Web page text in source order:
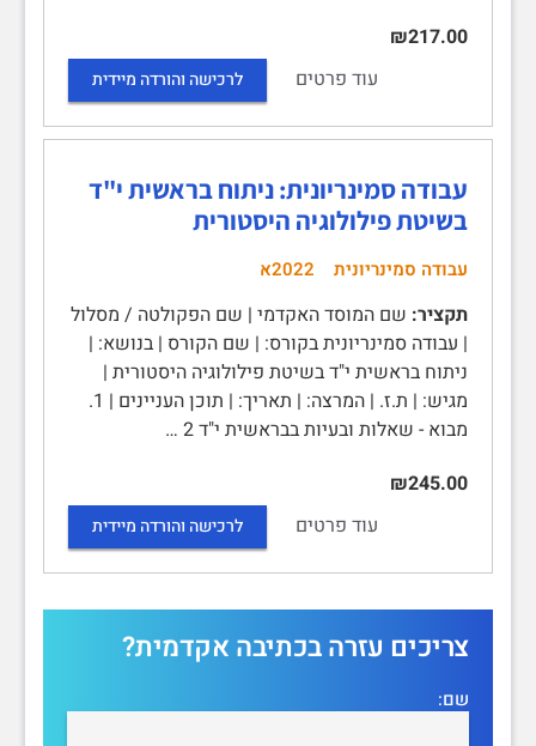
₪217.00
עוד פרטים
לרכישה והורדה מיידית
עבודה סמינריונית: ניתוח בראשית י"ד
בשיטת פילולוגיה היסטורית
עבודה סמינריונית 2022א
תקציר: שם המוסד האקדמי | שם הפקולטה / מסלול
| עבודה סמינריונית בקורס: | שם הקורס | בנושא: |
ניתוח בראשית י"ד בשיטת פילולוגיה היסטורית |
מגיש: | ת.ז. | המרצה: | תאריך: | תוכן העניינים | 1.
מבוא - שאלות ובעיות בבראשית י"ד 2 …
₪245.00
עוד פרטים
לרכישה והורדה מיידית
צריכים עזרה בכתיבה אקדמית?
שם: